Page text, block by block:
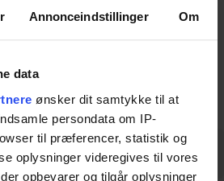
Annonceindstillinger Om
data
ønsker dit samtykke til at
persondata om IP-
til præferencer, statistik og
oplysninger videregives til vores
opbevarer og tilgår oplysninger
Downloads